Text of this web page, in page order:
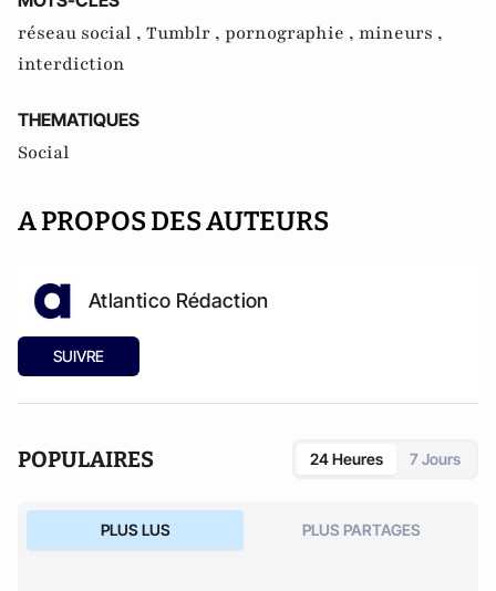
réseau social , Tumblr , pornographie , mineurs ,
interdiction
THEMATIQUES
Social
A PROPOS DES AUTEURS
Atlantico Rédaction
SUIVRE
POPULAIRES 24 Heures 7 Jours
PLUS LUS PLUS PARTAGES